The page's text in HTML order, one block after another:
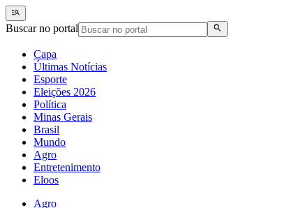
Buscar no portal
Capa
Últimas Notícias
Esporte
Eleições 2026
Política
Minas Gerais
Brasil
Mundo
Agro
Entretenimento
Eloos
Agro